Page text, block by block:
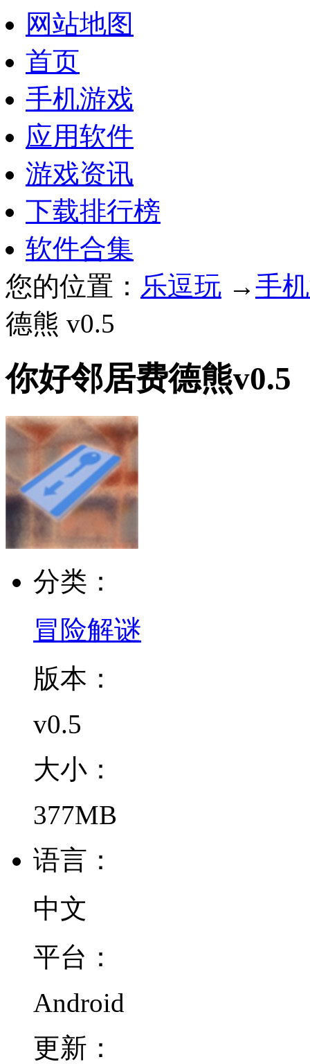
网站地图
首页
手机游戏
应用软件
游戏资讯
下载排行榜
软件合集
您的位置： 乐逗玩 →手
德熊 v0.5
你好邻居费德熊v0.5
分类：
冒险解谜
版本：
v0.5
大小：
377MB
语言：
中文
平台：
Android
更新：